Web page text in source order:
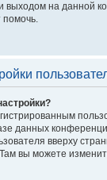
выходом на данной
помочь.
данных
вверху
вы можете